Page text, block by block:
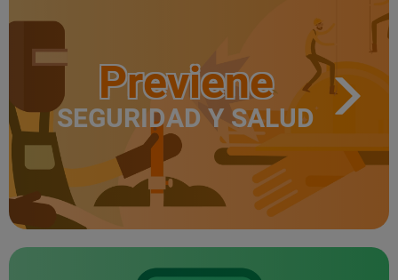
Previene
SEGURIDAD Y SALUD